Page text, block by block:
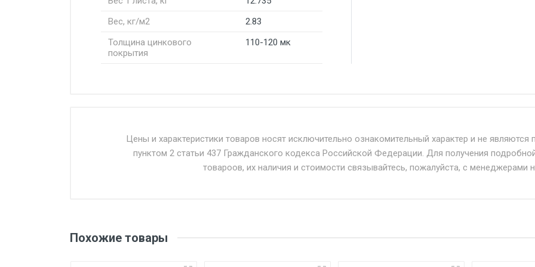
Вес, кг/м2
2.83
Толщина цинкового
покрытия
110-120 мк
Доставка осуществляется собственным и наёмным транспортом, стоимость доставки
Въезд на ТТК и Садовое кольцо + от 500.
уплаты понесенных расходов.
Цены и характеристики товаров носят исключительно ознакомительный характер и не
пунктом 2 статьи 437 Гражданского кодекса Российской Федерации. Для получения
товароов, их наличия и стоимости связывайтесь, пожалуйста, с менеджерами
Похожие товары